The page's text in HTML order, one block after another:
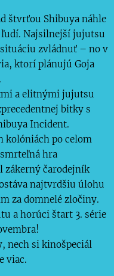
štvrťou Shibuya náhle
Najsilnejší jujutsu
zvládnuť – no v
ktorí plánujú Goja
a elitnými jujutsu
bitky s
Incident.
kolóniách po celom
hra
zákerný čarodejník
najtvrdšiu úlohu
za domnelé zločiny.
a horúci štart 3. série
nech si kinošpeciál
viac.